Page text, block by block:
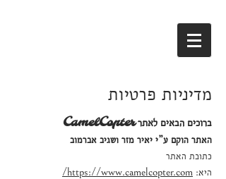
מדיניות פרטיות
CamelCopter ברוכים הבאים לאתר
האתר הוקם ע”י יאיר מזר ושגיב אברמוב
כתובת האתר
היא: https://www.camelcopter.com/